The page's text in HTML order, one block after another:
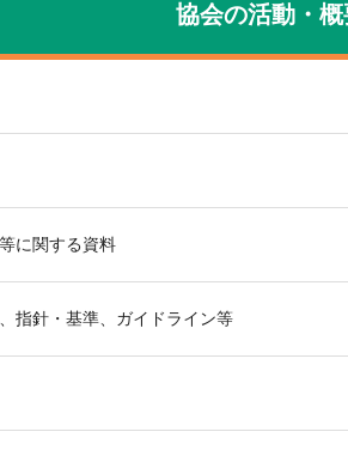
協会の活動・概
に関する資料
指針・基準、ガイドライン等